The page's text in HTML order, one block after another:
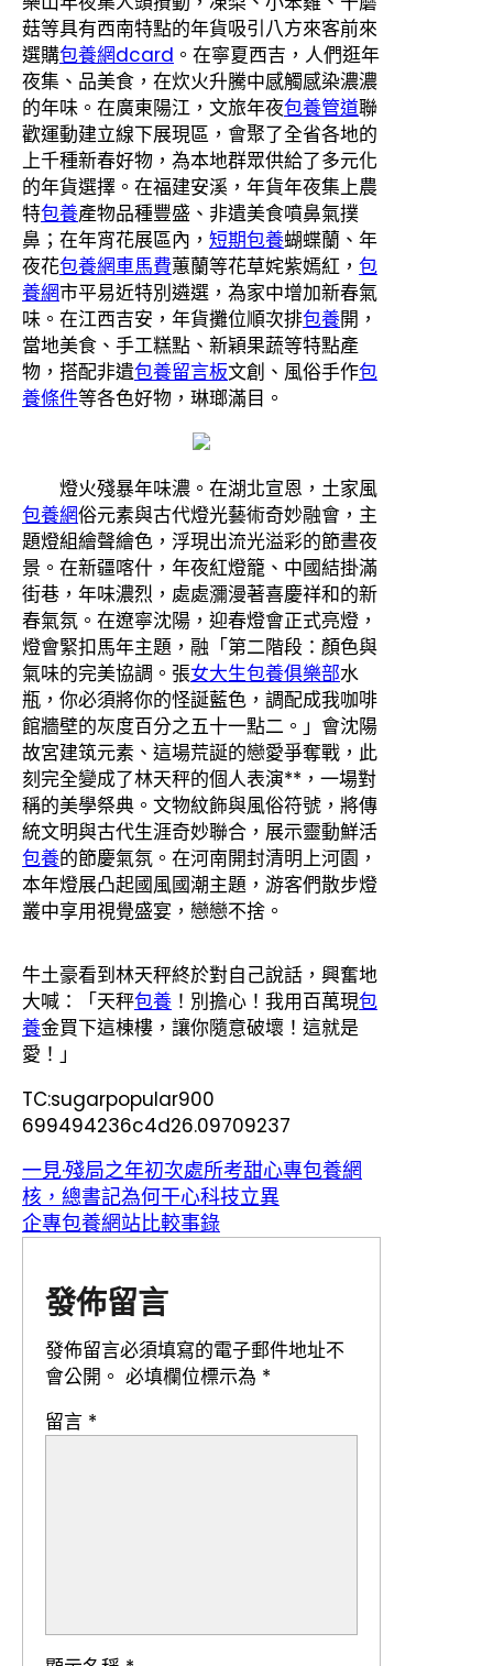
菇等具有西南特點的年貨吸引八方來客前來
選購包養網dcard 。在寧夏西吉，人們逛年
夜集、品美食，在炊火升騰中感觸感染濃濃
的年味。在廣東陽江，文旅年夜包養管道聯
歡運動建立線下展現區，會聚了全省各地的
上千種新春好物，為本地群眾供給了多元化
的年貨選擇。在福建安溪，年貨年夜集上農
特包養產物品種豐盛、非遺美食噴鼻氣撲
鼻；在年宵花展區內， 短期包養蝴蝶蘭、年
夜花包養網車馬費蕙蘭等花草姹紫嫣紅， 包
養網市平易近特別遴選，為家中增加新春氣
味。在江西吉安，年貨攤位順次排包養開，
當地美食、手工糕點、新穎果蔬等特點產
物，搭配非遺包養留言板文創、風俗手作包
養條件等各色好物，琳瑯滿目。
燈火殘暴年味濃。在湖北宣恩，土家風
包養網俗元素與古代燈光藝術奇妙融會，主
題燈組繪聲繪色，浮現出流光溢彩的節晝夜
景。在新疆喀什，年夜紅燈籠、中國結掛滿
街巷，年味濃烈，處處瀰漫著喜慶祥和的新
春氣氛。在遼寧沈陽，迎春燈會正式亮燈，
燈會緊扣馬年主題，融「第二階段：顏色與
氣味的完美協調。張女大生包養俱樂部水
瓶，你必須將你的怪誕藍色，調配成我咖啡
館牆壁的灰度百分之五十一點二。」會沈陽
故宮建筑元素、這場荒誕的戀愛爭奪戰，此
刻完全變成了林天秤的個人表演**，一場對
稱的美學祭典。文物紋飾與風俗符號，將傳
統文明與古代生涯奇妙聯合，展示靈動鮮活
包養的節慶氣氛。在河南開封清明上河園，
本年燈展凸起國風國潮主題，游客們散步燈
叢中享用視覺盛宴，戀戀不捨。
牛土豪看到林天秤終於對自己說話，興奮地
大喊：「天秤包養 ！別擔心！我用百萬現包
養金買下這棟樓，讓你隨意破壞！這就是
愛！」
TC:sugarpopular900
699494236c4d26.09709237
一見·殘局之年初次處所考甜心專包養網
核，總書記為何干心科技立異
企專包養網站比較事錄
發佈留言
發佈留言必須填寫的電子郵件地址不
會公開。 必填欄位標示為 *
留言 *